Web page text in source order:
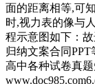
面的距离相等,可
时,视力表的像与
程示意图如下：
归纳文案合同PPT
高中各种试卷真